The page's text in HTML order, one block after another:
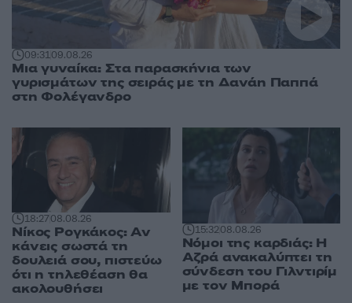
09:3109.08.26
Μια γυναίκα: Στα παρασκήνια των
γυρισμάτων της σειράς με τη Δανάη Παππά
στη Φολέγανδρο
18:2708.08.26
Νίκος Ρογκάκος: Αν
κάνεις σωστά τη
δουλειά σου, πιστεύω
ότι η τηλεθέαση θα
ακολουθήσει
15:3208.08.26
Νόμοι της καρδιάς: Η
Αζρά ανακαλύπτει τη
σύνδεση του Γιλντιρίμ
με τον Μπορά